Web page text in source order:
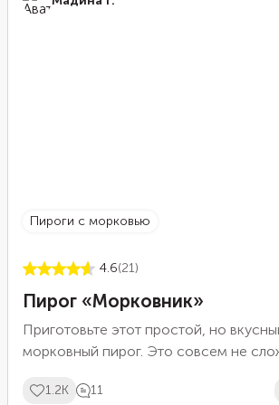
пироги с морковью
4.6(21)
Пирог «Морковник»
Приготовьте этот простой, но
морковный пирог. Это совсем не
отправляются в духовку на 1 час.
1.2K 11